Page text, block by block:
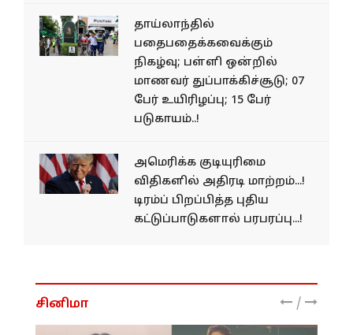
தாய்லாந்தில்
பதைபதைக்கவைக்கும்
நிகழ்வு; பள்ளி ஒன்றில்
மாணவர் துப்பாக்கிச்சூடு; 07
பேர் உயிரிழப்பு; 15 பேர்
படுகாயம்..!
அமெரிக்க குடியுரிமை
விதிகளில் அதிரடி மாற்றம்...!
டிரம்ப் பிறப்பித்த புதிய
கட்டுப்பாடுகளால் பரபரப்பு...!
சினிமா /